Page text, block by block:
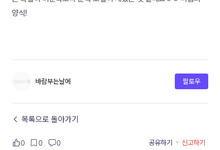
양식!
바람부는날에 팔로우
← 목록으로 돌아가기
0 0 0 공유하기 · 신고하기